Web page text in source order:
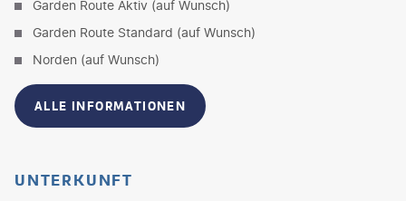
Garden Route Aktiv (auf Wunsch)
Garden Route Standard (auf Wunsch)
Norden (auf Wunsch)
ALLE INFORMATIONEN
UNTERKUNFT